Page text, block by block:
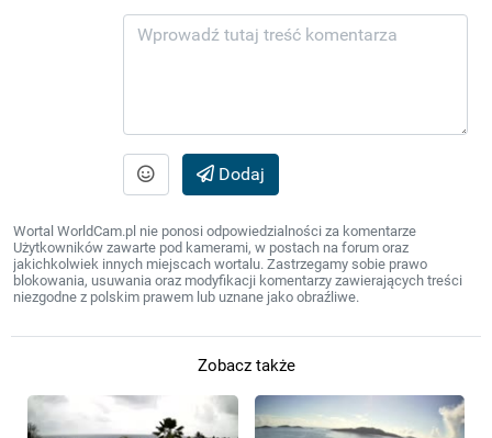
Dodaj
Wortal WorldCam.pl nie ponosi odpowiedzialności za komentarze
Użytkowników zawarte pod kamerami, w postach na forum oraz
jakichkolwiek innych miejscach wortalu. Zastrzegamy sobie prawo
blokowania, usuwania oraz modyfikacji komentarzy zawierających treści
niezgodne z polskim prawem lub uznane jako obraźliwe.
Zobacz także